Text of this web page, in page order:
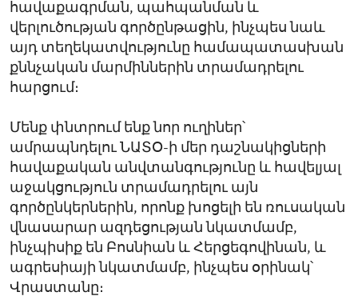
հավաքագրման, պահպանման և
վերլուծության գործընթացին, ինչպես նաև
այդ տեղեկատվությունը համապատասխան
քննչական մարմիններին տրամադրելու
հարցում։
Մենք փնտրում ենք նոր ուղիներ՝
ամրապնդելու ՆԱՏՕ-ի մեր դաշնակիցների
հավաքական անվտանգությունը և հավելյալ
աջակցություն տրամադրելու այն
գործընկերներին, որոնք խոցելի են ռուսական
վնասարար ազդեցության նկատմամբ,
ինչպիսիք են Բոսնիան և Հերցեգովինան, և
ագրեսիայի նկատմամբ, ինչպես օրինակ՝
Վրաստանը։